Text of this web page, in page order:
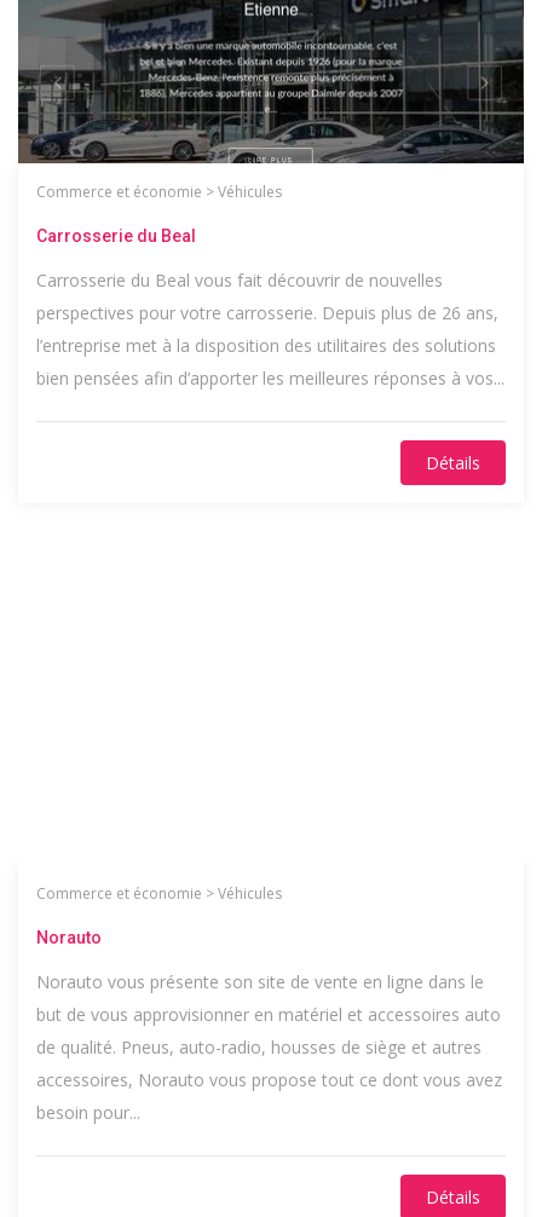
Commerce et économie >Véhicules
Carrosserie du Beal
Carrosserie du Beal vous fait découvrir de nouvelles
perspectives pour votre carrosserie. Depuis plus de 26 ans,
l’entreprise met à la disposition des utilitaires des solutions
bien pensées afin d’apporter les meilleures réponses à vos...
Détails
Commerce et économie >Véhicules
Norauto
Norauto vous présente son site de vente en ligne dans le
but de vous approvisionner en matériel et accessoires auto
de qualité. Pneus, auto-radio, housses de siège et autres
accessoires, Norauto vous propose tout ce dont vous avez
besoin pour...
Détails